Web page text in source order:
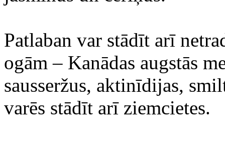
Patlaban var stādīt arī
ogām – Kanādas augstās
sausseržus, aktinīdijas,
varēs stādīt arī ziemcietes.